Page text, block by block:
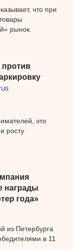
что при
рынок.
против
это
росту
награды
года»
из Петербурга
в 11